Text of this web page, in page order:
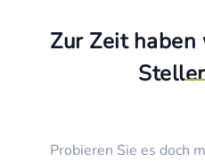
Zur Zeit
Probieren Sie es doch